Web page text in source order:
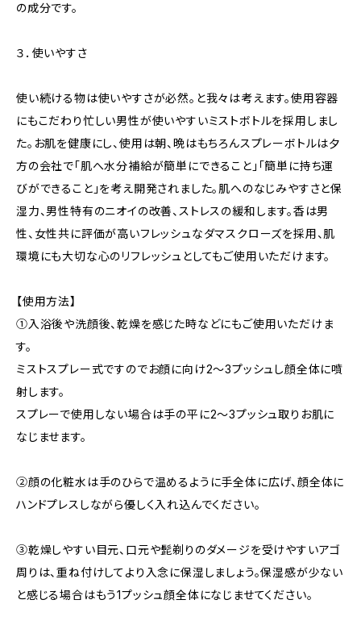
の成分です。
３．使いやすさ
使い続ける物は使いやすさが必然。と我々は考えます。使用容器
にもこだわり忙しい男性が使いやすいミストボトルを採用しまし
た。お肌を健康にし、使用は朝、晩はもちろんスプレーボトルは夕
方の会社で「肌へ水分補給が簡単にできること」「簡単に持ち運
びができること」を考え開発されました。肌へのなじみやすさと保
湿力、男性特有のニオイの改善、ストレスの緩和します。香は男
性、女性共に評価が高いフレッシュなダマスクローズを採用、肌
環境にも大切な心のリフレッシュとしてもご使用いただけます。
【使用方法】
①入浴後や洗顔後、乾燥を感じた時などにもご使用いただけま
す。
ミストスプレー式ですのでお顔に向け2～3プッシュし顔全体に噴
射します。
スプレーで使用しない場合は手の平に2～3プッシュ取りお肌に
なじませます。
②顔の化粧水は手のひらで温めるように手全体に広げ、顔全体に
ハンドプレスしながら優しく入れ込んでください。
③乾燥しやすい目元、口元や髭剃りのダメージを受けやすいアゴ
周りは、重ね付けしてより入念に保湿しましょう。保湿感が少ない
と感じる場合はもう1プッシュ顔全体になじませてください。